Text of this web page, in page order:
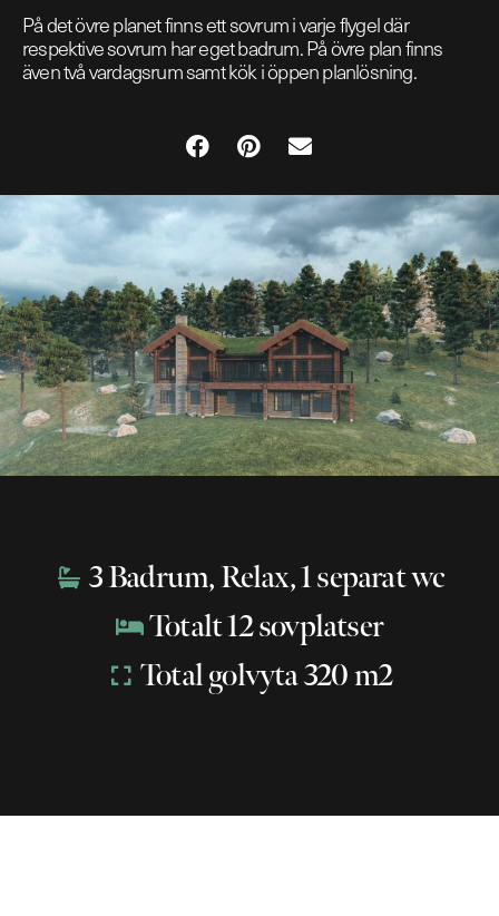
På det övre planet finns ett sovrum i varje flygel där
respektive sovrum har eget badrum. På övre plan finns
även två vardagsrum samt kök i öppen planlösning.
3 Badrum, Relax, 1 separat wc
Totalt 12 sovplatser
Total golvyta 320 m2